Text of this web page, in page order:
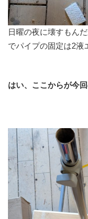
日曜の夜に壊すもん
でパイプの固定は2液
はい、ここからが今